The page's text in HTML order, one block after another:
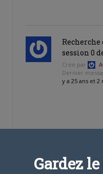
session 0
Créé par
Dernier
y a 25 ans et 2
Créé par
Dernier
Gardez